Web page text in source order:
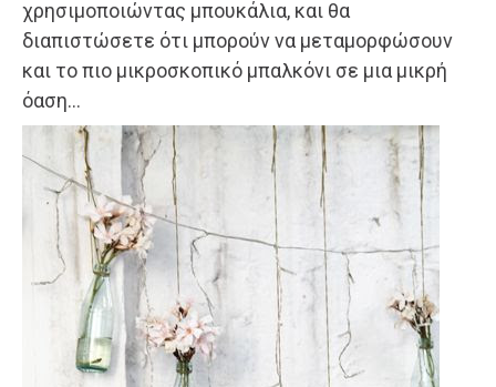
χρησιμοποιώντας μπουκάλια, και θα
διαπιστώσετε ότι μπορούν να μεταμορφώσουν
και το πιο μικροσκοπικό μπαλκόνι σε μια μικρή
όαση…